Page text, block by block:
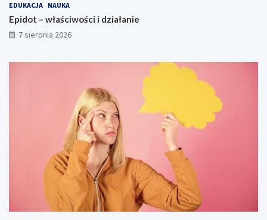
EDUKACJA NAUKA
Epidot – właściwości i działanie
7 sierpnia 2026